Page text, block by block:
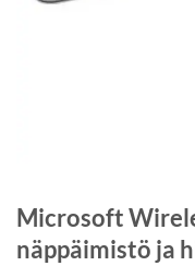
Microsoft
näppäimistö ja